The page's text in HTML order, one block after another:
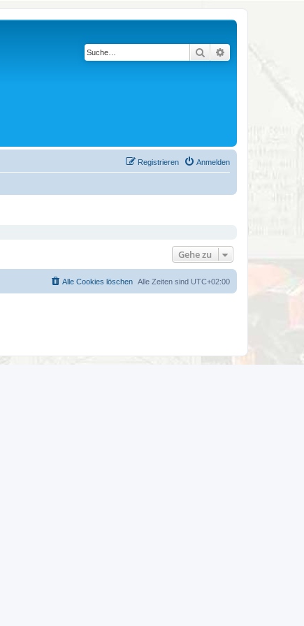
Suche Erweiterte Suche
Anmelden
Registrieren
Gehe zu
Alle Zeiten sind UTC+02:00
Alle Cookies löschen